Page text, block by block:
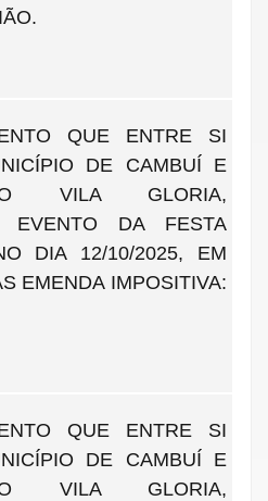
QUE ENTRE SI
DE CAMBUÍ E
VILA GLORIA,
EVENTO DA FESTA
DIA 12/10/2025, EM
EMENDA IMPOSITIVA:
QUE ENTRE SI
DE CAMBUÍ E
VILA GLORIA,